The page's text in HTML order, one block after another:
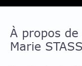
À propos de
Marie